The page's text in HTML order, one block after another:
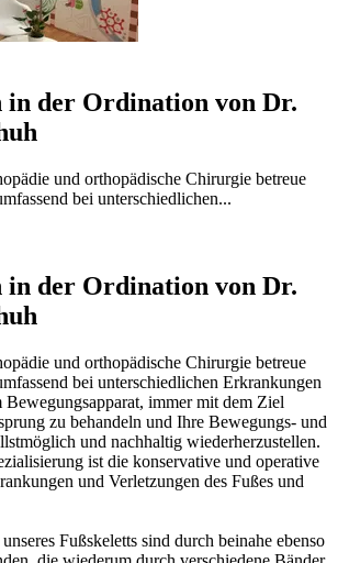
der Ordination von Dr.
und orthopädische Chirurgie betreue
bei unterschiedlichen...
der Ordination von Dr.
und orthopädische Chirurgie betreue
bei unterschiedlichen Erkrankungen
Bewegungsapparat, immer mit dem Ziel
zu behandeln und Ihre Bewegungs- und
und nachhaltig wiederherzustellen.
ist die konservative und operative
und Verletzungen des Fußes und
Fußskeletts sind durch beinahe ebenso